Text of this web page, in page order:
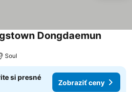
Dongdaemun
Soul
si presné
Zobraziť ceny